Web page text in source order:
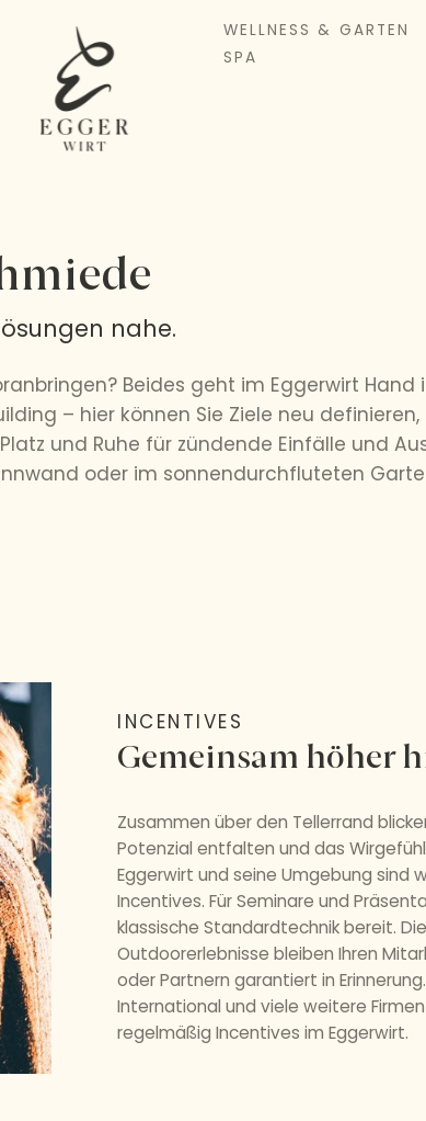
WELLNESS & GARTEN
SPA
nahe.
Beides geht im Eggerwirt Hand
– hier können Sie Ziele neu
und Ruhe für zündende Einfälle und
oder im sonnendurchfluteten
INCENTIVES
Gemeinsam höher
Zusammen über den Tellerrand
Potenzial entfalten und das
Eggerwirt und seine Umgebung sind
Incentives. Für Seminare und
klassische Standardtechnik bereit.
Outdoorerlebnisse bleiben Ihren
oder Partnern garantiert in
International und viele weitere
regelmäßig Incentives im Eggerwirt.